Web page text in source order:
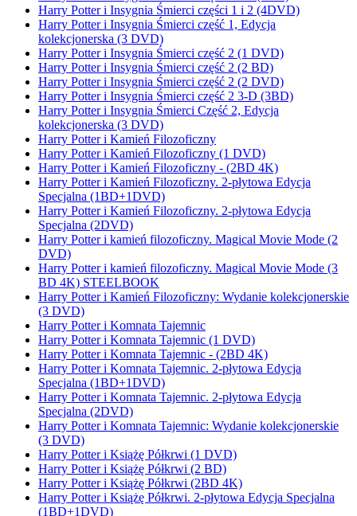
Harry Potter i Insygnia Śmierci części 1 i 2 (4DVD)
Harry Potter i Insygnia Śmierci część 1, Edycja
kolekcjonerska (3 DVD)
Harry Potter i Insygnia Śmierci część 2 (1 DVD)
Harry Potter i Insygnia Śmierci część 2 (2 BD)
Harry Potter i Insygnia Śmierci część 2 (2 DVD)
Harry Potter i Insygnia Śmierci część 2 3-D (3BD)
Harry Potter i Insygnia Śmierci Część 2, Edycja
kolekcjonerska (3 DVD)
Harry Potter i Kamień Filozoficzny
Harry Potter i Kamień Filozoficzny (1 DVD)
Harry Potter i Kamień Filozoficzny - (2BD 4K)
Harry Potter i Kamień Filozoficzny. 2-płytowa Edycja
Specjalna (1BD+1DVD)
Harry Potter i Kamień Filozoficzny. 2-płytowa Edycja
Specjalna (2DVD)
Harry Potter i kamień filozoficzny. Magical Movie Mode (2
DVD)
Harry Potter i kamień filozoficzny. Magical Movie Mode (3
BD 4K) STEELBOOK
Harry Potter i Kamień Filozoficzny: Wydanie kolekcjonerskie
(3 DVD)
Harry Potter i Komnata Tajemnic
Harry Potter i Komnata Tajemnic (1 DVD)
Harry Potter i Komnata Tajemnic - (2BD 4K)
Harry Potter i Komnata Tajemnic. 2-płytowa Edycja
Specjalna (1BD+1DVD)
Harry Potter i Komnata Tajemnic. 2-płytowa Edycja
Specjalna (2DVD)
Harry Potter i Komnata Tajemnic: Wydanie kolekcjonerskie
(3 DVD)
Harry Potter i Książę Półkrwi (1 DVD)
Harry Potter i Książę Półkrwi (2 BD)
Harry Potter i Książę Półkrwi (2BD 4K)
Harry Potter i Książę Półkrwi. 2-płytowa Edycja Specjalna
(1BD+1DVD)